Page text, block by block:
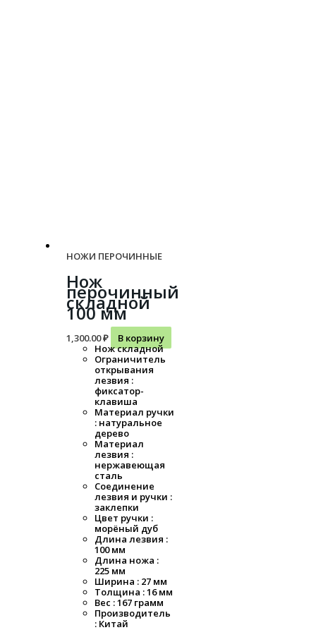
НОЖИ ПЕРОЧИННЫЕ
Нож
перочинный
складной
100 мм
1,300.00₽
В корзину
Нож складной
Ограничитель
открывания
лезвия :
фиксатор-
клавиша
Материал ручки
: натуральное
дерево
Материал
лезвия :
нержавеющая
сталь
Соединение
лезвия и ручки :
заклепки
Цвет ручки :
морёный дуб
Длина лезвия :
100 мм
Длина ножа :
225 мм
Ширина : 27 мм
Толщина : 16 мм
Вес : 167 грамм
Производитель
: Китай